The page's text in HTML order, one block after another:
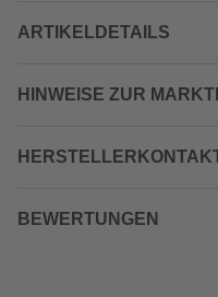
ARTIKELDETAILS
HINWEISE ZUR
BEWERTUNGEN